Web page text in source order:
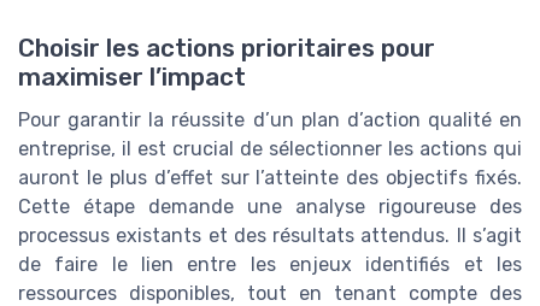
Choisir les actions prioritaires pour
maximiser l’impact
Pour garantir la réussite d’un plan d’action qualité en
entreprise, il est crucial de sélectionner les actions qui
auront le plus d’effet sur l’atteinte des objectifs fixés.
Cette étape demande une analyse rigoureuse des
processus existants et des résultats attendus. Il s’agit
de faire le lien entre les enjeux identifiés et les
ressources disponibles, tout en tenant compte des